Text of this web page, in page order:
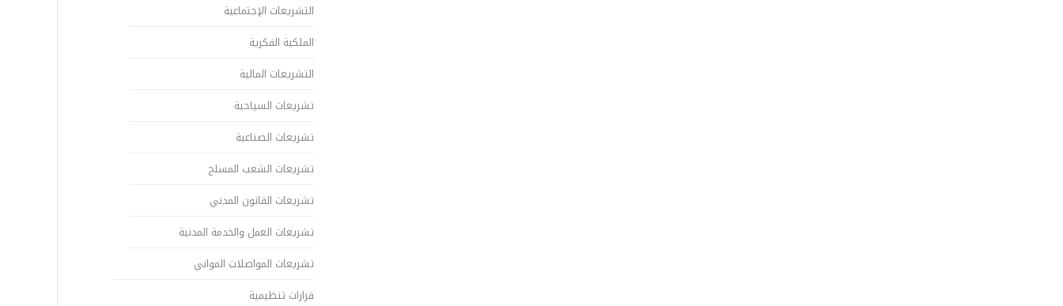
التشريعات الإجتماعية
الملكية الفكرية
التشريعات المالية
تشريعات السياحية
تشريعات الصناعية
تشريعات الشعب المسلح
تشريعات القانون المدني
تشريعات العمل والخدمة المدنية
تشريعات المواصلات المواني
قرارات تنظيمية